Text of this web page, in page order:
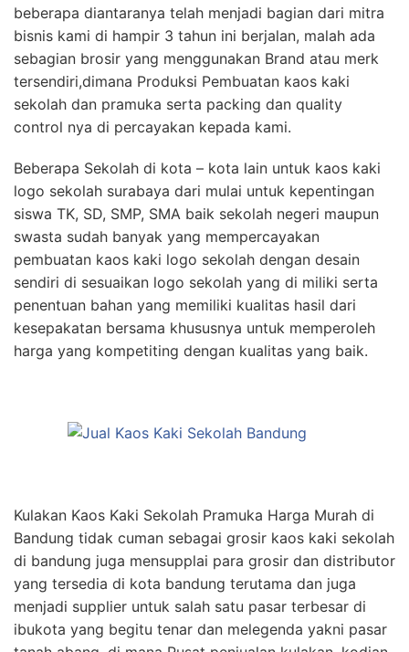
beberapa diantaranya telah menjadi bagian dari mitra
bisnis kami di hampir 3 tahun ini berjalan, malah ada
sebagian brosir yang menggunakan Brand atau merk
tersendiri,dimana Produksi Pembuatan kaos kaki
sekolah dan pramuka serta packing dan quality
control nya di percayakan kepada kami.
Beberapa Sekolah di kota – kota lain untuk kaos kaki
logo sekolah surabaya dari mulai untuk kepentingan
siswa TK, SD, SMP, SMA baik sekolah negeri maupun
swasta sudah banyak yang mempercayakan
pembuatan kaos kaki logo sekolah dengan desain
sendiri di sesuaikan logo sekolah yang di miliki serta
penentuan bahan yang memiliki kualitas hasil dari
kesepakatan bersama khususnya untuk memperoleh
harga yang kompetiting dengan kualitas yang baik.
Kulakan Kaos Kaki Sekolah Pramuka Harga Murah di
Bandung tidak cuman sebagai grosir kaos kaki sekolah
di bandung juga mensupplai para grosir dan distributor
yang tersedia di kota bandung terutama dan juga
menjadi supplier untuk salah satu pasar terbesar di
ibukota yang begitu tenar dan melegenda yakni pasar